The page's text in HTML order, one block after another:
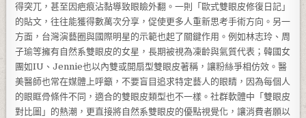
得突兀，甚至因疤痕沾黏導致眼瞼外翻。一則「歐式雙眼皮修復日記」
的貼文，往往能獲得數萬次分享，促使更多人重新思考手術方向。另一
方面，台灣演藝圈與國際明星的示範也起了關鍵作用。例如林志玲、周
子瑜等擁有自然系雙眼皮的女星，長期被視為凍齡與氣質代表；韓國女
團如IU、Jennie也以內雙或開扇型雙眼皮著稱，讓粉絲爭相仿效。醫
美醫師也常在媒體上呼籲，不要盲目追求特定藝人的眼睛，因為每個人
的眼眶骨條件不同，適合的雙眼皮類型也不一樣。社群軟體中「雙眼皮
對比圖」的熱潮，更直接將自然系雙眼皮的優點視覺化，讓消費者願以